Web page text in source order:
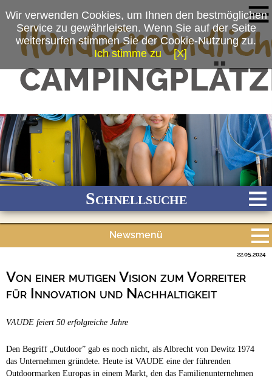
Schnellsuche
Ganzjährig geöffnet
Newsmenü
Campingplätze
Von einer mutigen Vision zum Vorreiter
für Innovation und Nachhaltigkeit
22.05.2024
VAUDE feiert 50 erfolgreiche Jahre
Den Begriff „Outdoor” gab es noch nicht, als Albrecht von Dewitz 1974
das Unternehmen gründete. Heute ist VAUDE eine der führenden
Outdoormarken Europas in einem Markt, den das Familienunternehmen
Wir verwenden Cookies, um Ihnen den bestmöglichen
Service zu gewährleisten. Wenn Sie auf der Seite
weitersurfen stimmen Sie der Cookie-Nutzung zu.
Ich stimme zu
[X]